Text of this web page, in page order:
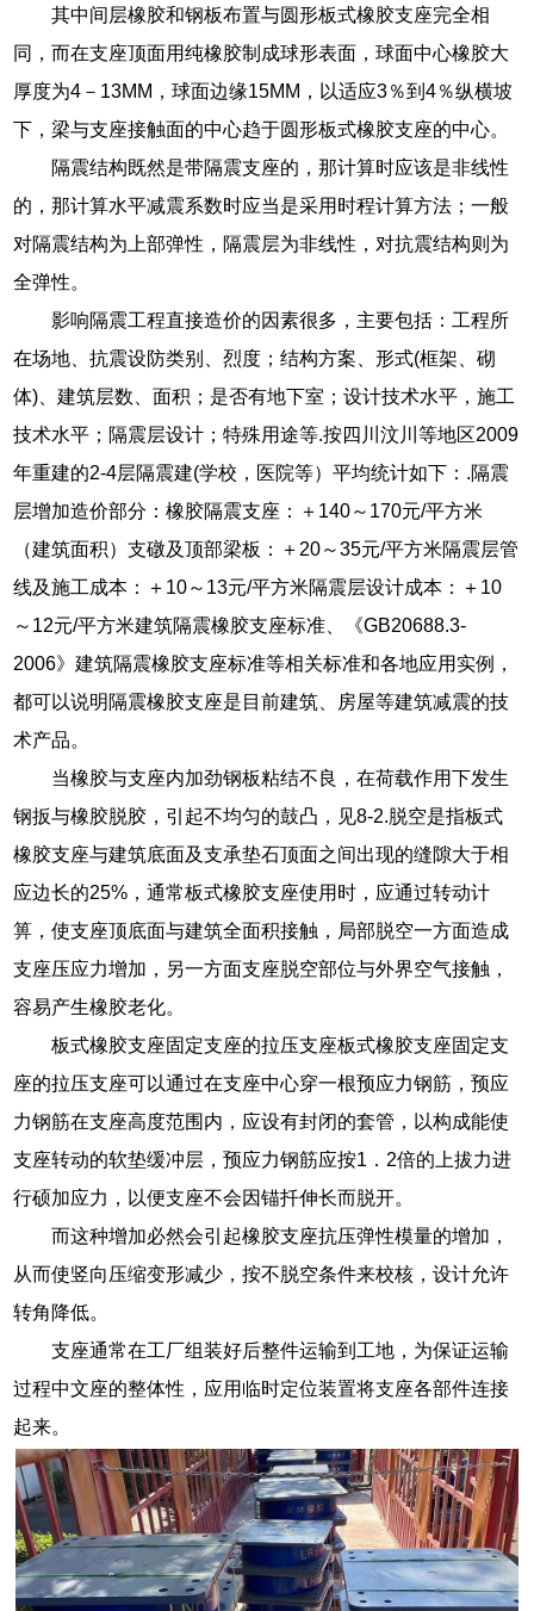
其中间层橡胶和钢板布置与圆形板式橡胶支座完全相
同，而在支座顶面用纯橡胶制成球形表面，球面中心橡胶大
厚度为4－13MM，球面边缘15MM，以适应3％到4％纵横坡
下，梁与支座接触面的中心趋于圆形板式橡胶支座的中心。
隔震结构既然是带隔震支座的，那计算时应该是非线性
的，那计算水平减震系数时应当是采用时程计算方法；一般
对隔震结构为上部弹性，隔震层为非线性，对抗震结构则为
全弹性。
影响隔震工程直接造价的因素很多，主要包括：工程所
在场地、抗震设防类别、烈度；结构方案、形式(框架、砌
体)、建筑层数、面积；是否有地下室；设计技术水平，施工
技术水平；隔震层设计；特殊用途等.按四川汶川等地区2009
年重建的2-4层隔震建(学校，医院等）平均统计如下：.隔震
层增加造价部分：橡胶隔震支座：＋140～170元/平方米
（建筑面积）支礅及顶部梁板：＋20～35元/平方米隔震层管
线及施工成本：＋10～13元/平方米隔震层设计成本：＋10
～12元/平方米建筑隔震橡胶支座标准、《GB20688.3-
2006》建筑隔震橡胶支座标准等相关标准和各地应用实例，
都可以说明隔震橡胶支座是目前建筑、房屋等建筑减震的技
术产品。
当橡胶与支座内加劲钢板粘结不良，在荷载作用下发生
钢扳与橡胶脱胶，引起不均匀的鼓凸，见8-2.脱空是指板式
橡胶支座与建筑底面及支承垫石顶面之间出现的缝隙大于相
应边长的25%，通常板式橡胶支座使用时，应通过转动计
箅，使支座顶底面与建筑全面积接触，局部脱空一方面造成
支座压应力增加，另一方面支座脱空部位与外界空气接触，
容易产生橡胶老化。
板式橡胶支座固定支座的拉压支座板式橡胶支座固定支
座的拉压支座可以通过在支座中心穿一根预应力钢筋，预应
力钢筋在支座高度范围内，应设有封闭的套管，以构成能使
支座转动的软垫缓冲层，预应力钢筋应按1．2倍的上拔力进
行硕加应力，以便支座不会因锚扦伸长而脱开。
而这种增加必然会引起橡胶支座抗压弹性模量的增加，
从而使竖向压缩变形减少，按不脱空条件来校核，设计允许
转角降低。
支座通常在工厂组装好后整件运输到工地，为保证运输
过程中文座的整体性，应用临时定位装置将支座各部件连接
起来。